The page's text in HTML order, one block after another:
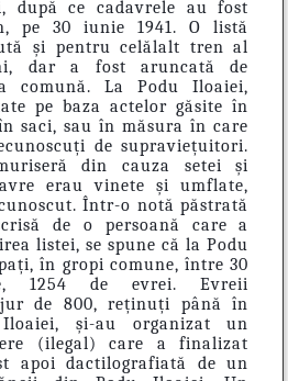
după ce cadavrele au fost
pe 30 iunie 1941. O listă
și pentru celălalt tren al
dar a fost aruncată de
comună. La Podu Iloaiei,
pe baza actelor găsite în
saci, sau în măsura în care
de supraviețuitori.
din cauza setei și
erau vinete și umflate,
Într-o notă păstrată
de o persoană care a
listei, se spune că la Podu
în gropi comune, între 30
de evrei. Evreii
de 800, reținuți până în
și-au organizat un
(ilegal) care a finalizat
apoi dactilografiată de un